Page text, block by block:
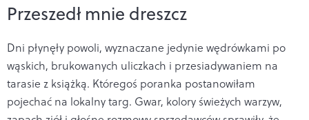
Przeszedł mnie dreszcz
Dni płynęły powoli, wyznaczane jedynie wędrówkami po
wąskich, brukowanych uliczkach i przesiadywaniem na
tarasie z książką. Któregoś poranka postanowiłam
pojechać na lokalny targ. Gwar, kolory świeżych warzyw,